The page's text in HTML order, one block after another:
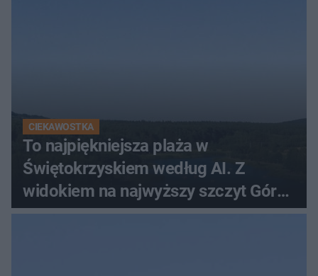
CIEKAWOSTKA
To najpiękniejsza plaża w
Świętokrzyskiem według AI. Z
widokiem na najwyższy szczyt Gór
Świętokrzyskich